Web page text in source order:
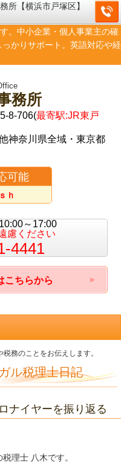
。中小企業・個人事業主の確
かりサポート。英語対応や経
務所
8-706(最寄駅:JR東戸
神奈川県全域・東京都
可能
ｈ
～17:00
慮ください
4441
こちらから
務のことをお伝えします。
ル税理士日記
ナイヤーを振り返る
理士 八木です。